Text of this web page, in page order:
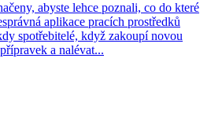
abyste lehce poznali, co do které
aplikace pracích prostředků
spotřebitelé, když zakoupí novou
a nalévat...